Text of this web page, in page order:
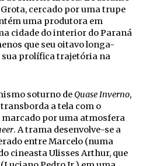
cercado por uma trupe
uma produtora em
cidade do interior do Paraná
que seu oitavo longa-
prolífica trajetória na
soturno deQuase Inverno,
transborda a tela com o
marcado por uma atmosfera
. A trama desenvolve-se a
entre Marcelo (numa
cineasta Ulisses Arthur, que